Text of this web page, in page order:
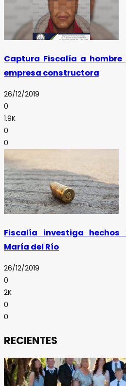
Captura Fiscalía a
empresa constructora
26/12/2019
0
1.9K
0
0
Fiscalía investiga hechos
María del Río
26/12/2019
0
2K
0
0
RECIENTES